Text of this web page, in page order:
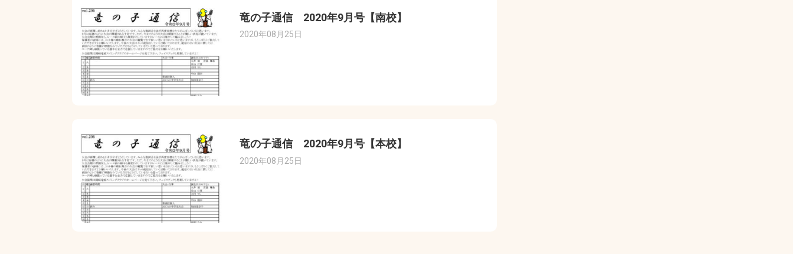
竜の子通信 2020年9月号【南校】
2020年08月25日
竜の子通信 2020年9月号【本校】
2020年08月25日